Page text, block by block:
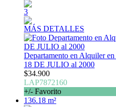
3
MÁS DETALLES
Departamento en Alquiler
18 DE JULIO al 2000
$34.900
LAP7872160
+/- Favorito
136.18 m²